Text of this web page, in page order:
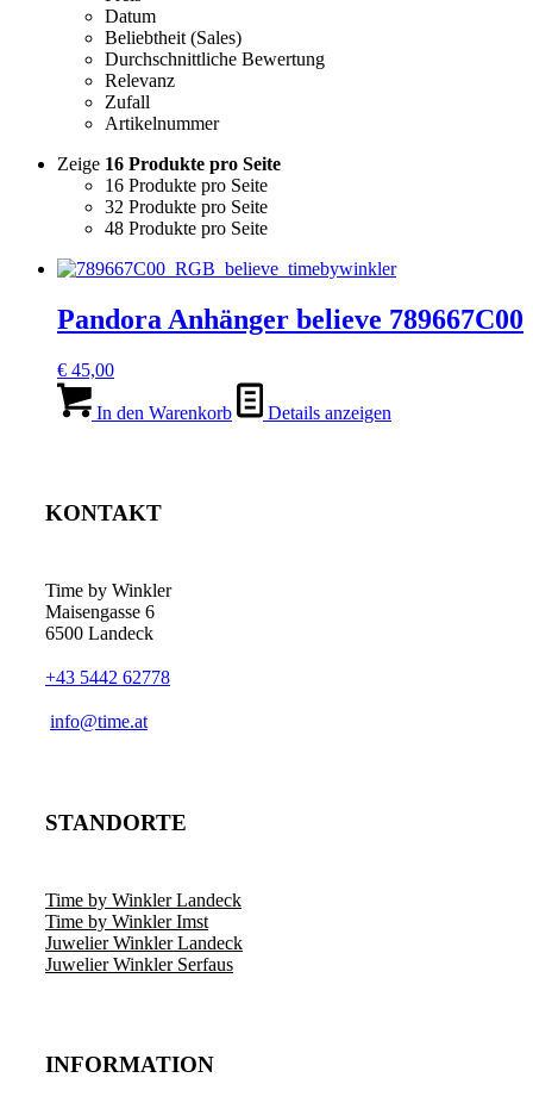
Datum
Beliebtheit (Sales)
Durchschnittliche Bewertung
Relevanz
Zufall
Artikelnummer
Zeige 16 Produkte pro Seite
16 Produkte pro Seite
32 Produkte pro Seite
48 Produkte pro Seite
Pandora Anhänger believe 789667C00
€ 45,00
In den Warenkorb Details anzeigen
KONTAKT
Time by Winkler
Maisengasse 6
6500 Landeck
+43 5442 62778
­info@time.at
STANDORTE
Time by Winkler Landeck
Time by Winkler Imst
Juwelier Winkler Landeck
Juwelier Winkler Serfaus
INFORMATION